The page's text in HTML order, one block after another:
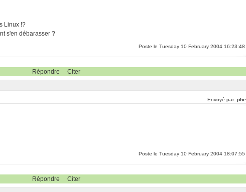
Linux !?
s'en débarasser ?
Poste le Tuesday 10 February 2004 16:23:48
Répondre Citer
Envoyé par:
Poste le Tuesday 10 February 2004 18:07:55
Répondre Citer